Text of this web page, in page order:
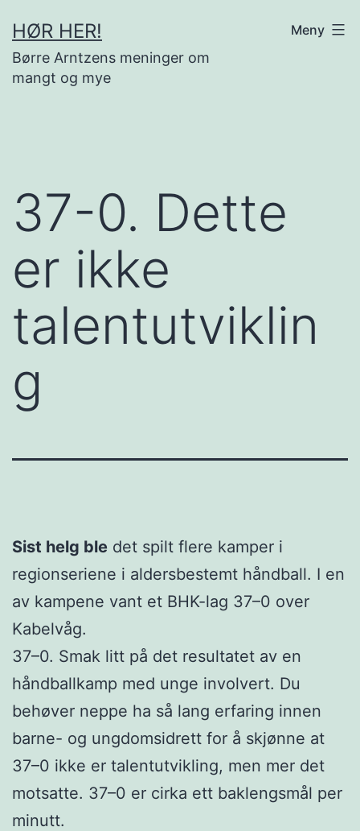
til
innhold
HØR HER!
Børre Arntzens meninger om
mangt og mye
Meny
37-0. Dette
er ikke
talentutviklin
g
Sist helg ble det spilt flere kamper i
regionseriene i aldersbestemt håndball. I en
av kampene vant et BHK-lag 37–0 over
Kabelvåg.
37–0. Smak litt på det resultatet av en
håndballkamp med unge involvert. Du
behøver neppe ha så lang erfaring innen
barne- og ungdomsidrett for å skjønne at
37–0 ikke er talentutvikling, men mer det
motsatte. 37–0 er cirka ett baklengsmål per
minutt.